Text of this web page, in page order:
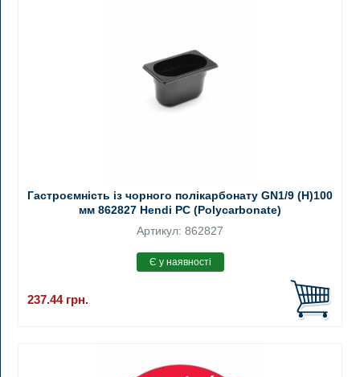
Гастроємність із чорного полікарбонату GN1/9 (H)100
мм 862827 Hendi PC (Polycarbonate)
Артикул: 862827
237.44 грн.